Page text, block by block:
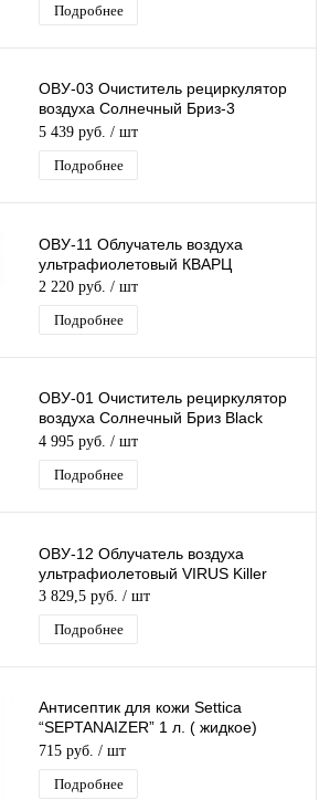
Подробнее
ОВУ-03 Очиститель рециркулятор
воздуха Солнечный Бриз-3
Ультрафиолетовый
противовирусный Бактерицидн
5 439 руб. / шт
Подробнее
ОВУ-11 Облучатель воздуха
ультрафиолетовый КВАРЦ
2 220 руб. / шт
Подробнее
ОВУ-01 Очиститель рециркулятор
воздуха Солнечный Бриз Black
Edition Ультрафиолетовый
Бактерицидный
4 995 руб. / шт
Подробнее
ОВУ-12 Облучатель воздуха
ультрафиолетовый VIRUS Killer
3 829,5 руб. / шт
Подробнее
Антисептик для кожи Settica
“SEPTANAIZER” 1 л. ( жидкое)
противовирусный. Еврофлакон под
дозатор
715 руб. / шт
Подробнее